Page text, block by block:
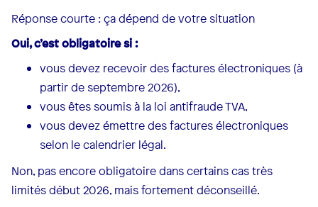
Réponse courte : ça dépend de votre situation
Oui, c’est obligatoire si :
vous devez recevoir des factures électroniques (à
partir de septembre 2026),
vous êtes soumis à la loi antifraude TVA,
vous devez émettre des factures électroniques
selon le calendrier légal.
Non, pas encore obligatoire dans certains cas très
limités début 2026, mais fortement déconseillé.